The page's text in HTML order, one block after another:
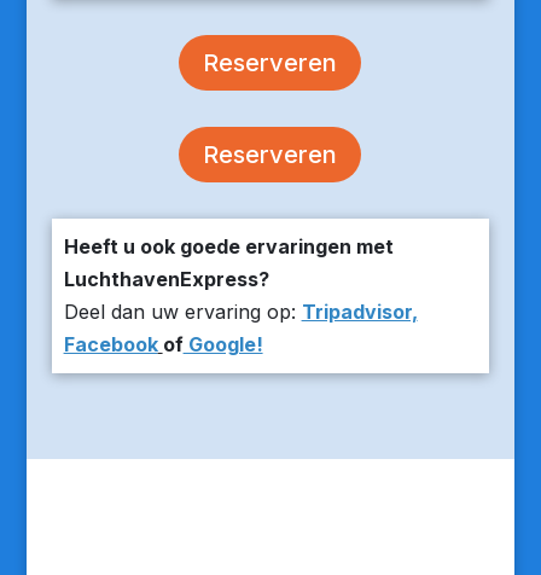
Reserveren
Reserveren
Heeft u ook goede ervaringen met
LuchthavenExpress?
Deel dan uw ervaring op: Tripadvisor,
Facebook ofGoogle!